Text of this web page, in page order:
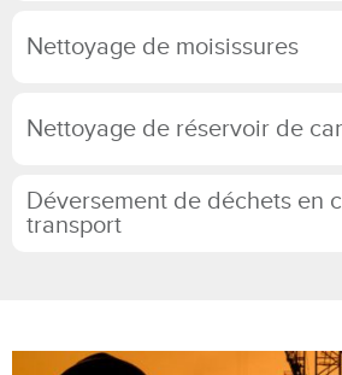
Nettoyage de moisissures
Nettoyage de réservoir de
Déversement de déchets en
transport